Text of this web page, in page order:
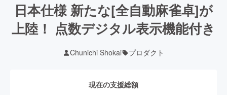
日本仕様 新たな[全自動麻雀卓]が
上陸！ 点数デジタル表示機能付き
Chunichi Shokai プロダクト
現在の支援総額